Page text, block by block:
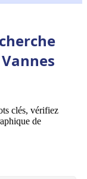
clés, vérifiez
de